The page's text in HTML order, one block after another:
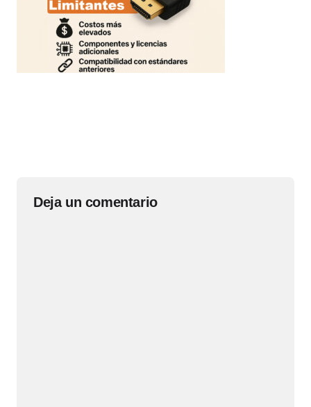
Deja un comentario